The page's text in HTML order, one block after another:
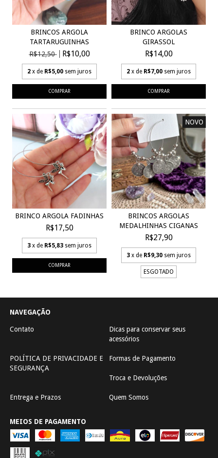
BRINCOS ARGOLA
TARTARUGUINHAS
R$12,50
R$10,00
2 x de R$5,00 sem juros
BRINCO ARGOLAS
GIRASSOL
R$14,00
2 x de R$7,00 sem juros
BRINCO ARGOLA FADINHAS
R$17,50
3 x de R$5,83 sem juros
NOVO
BRINCOS ARGOLAS
MEDALHINHAS CIGANAS
R$27,90
3 x de R$9,30 sem juros
ESGOTADO
NAVEGAÇÃO
Contato
Dicas para conservar seus
acessórios
POLÍTICA DE PRIVACIDADE E
SEGURANÇA
Formas de Pagamento
Troca e Devoluções
Entrega e Prazos Quem Somos
MEIOS DE PAGAMENTO